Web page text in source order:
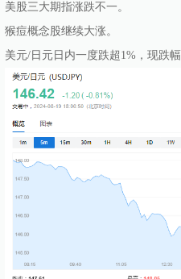
美股三大期指涨跌不一。
猴痘概念股继续大涨。
美元/日元日内一度跌超1%，现跌幅